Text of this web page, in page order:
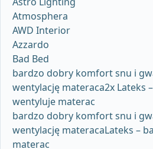
Atmosphera
AWD Interior
Azzardo
Bad Bed
bardzo dobry komfort snu i
wentylację materaca2x Lateks
wentyluje materac
bardzo dobry komfort snu i
wentylację materacaLateks –
materac